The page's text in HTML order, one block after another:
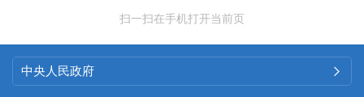
扫一扫在手机打开当前页
中央人民政府 